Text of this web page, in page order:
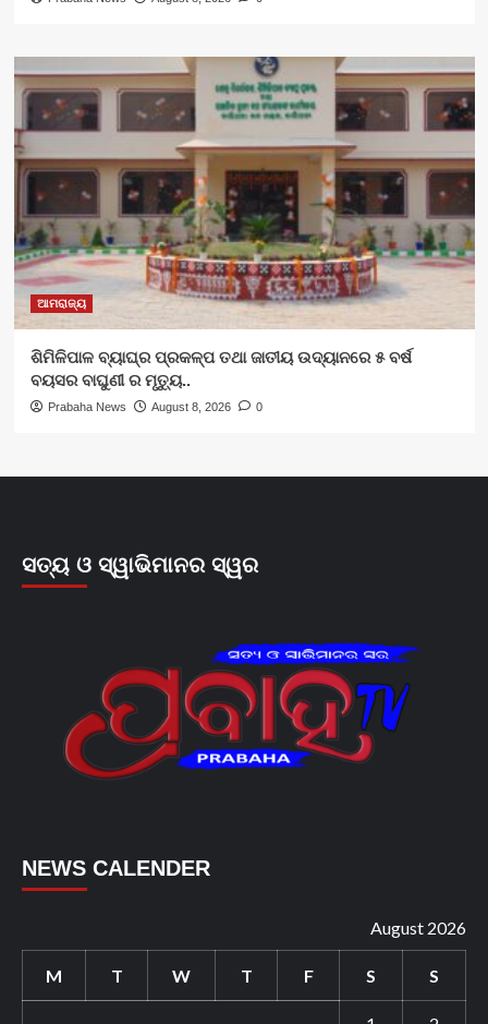
ଆମରାଜ୍ୟ
ଶିମିଳିପାଳ ବ୍ୟାଘ୍ର ପ୍ରକଳ୍ପ ତଥା ଜାତୀୟ ଉଦ୍ୟାନରେ ୫ ବର୍ଷ
ବୟସର ବାଘୁଣୀ ର ମୃତ୍ୟୁ..
Prabaha News August 8, 2026 0
ସତ୍ୟ ଓ ସ୍ୱାଭିମାନର ସ୍ୱର
NEWS CALENDER
August 2026
M T W T F S S